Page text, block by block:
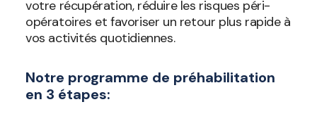
votre récupération, réduire les risques péri-
opératoires et favoriser un retour plus rapide à
vos activités quotidiennes.
Notre programme de préhabilitation
en 3 étapes: